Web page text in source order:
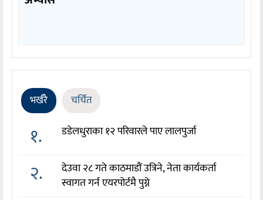
भर्खरै चर्चित
१. डडेलधुराका १२ परिवारले पाए लालपुर्जा
२.
देउवा २८ गते काठमाडौं उत्रिने, नेता कार्यकर्ता
स्वागत गर्न एयरपोर्टमै पुग्ने